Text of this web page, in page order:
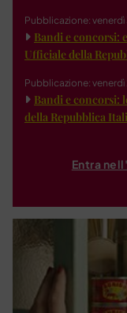
Pubblicazione:
Bandi e concorsi:
Ufficiale della
Pubblicazione:
Bandi e concorsi:
della Repubblica
Entra